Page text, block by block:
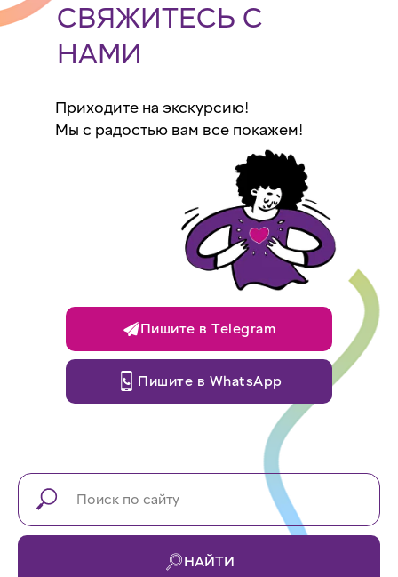
СВЯЖИТЕСЬ С
НАМИ
Приходите на экскурсию!
Мы с радостью вам все покажем!
Пишите в Telegram
Пишите в WhatsApp
НАЙТИ